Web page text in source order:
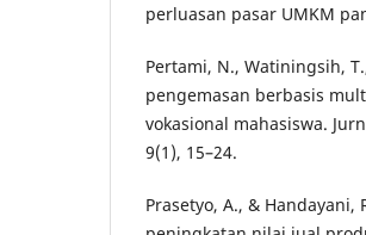
perluasan pasar UMKM
Pertami, N., Watiningsih,
pengemasan berbasis
vokasional mahasiswa.
9(1), 15–24.
Prasetyo, A., & Handayani,